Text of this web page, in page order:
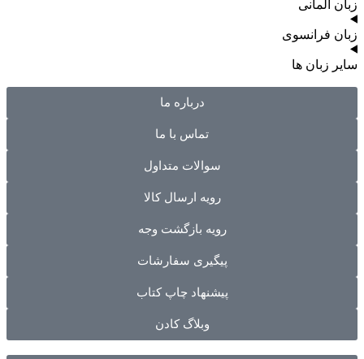
زبان آلمانی
زبان فرانسوی
سایر زبان ها
درباره ما
تماس با ما
سوالات متداول
رویه ارسال کالا
رویه بازگشت وجه
پیگیری سفارشات
پیشنهاد چاپ کتاب
وبلاگ کادن